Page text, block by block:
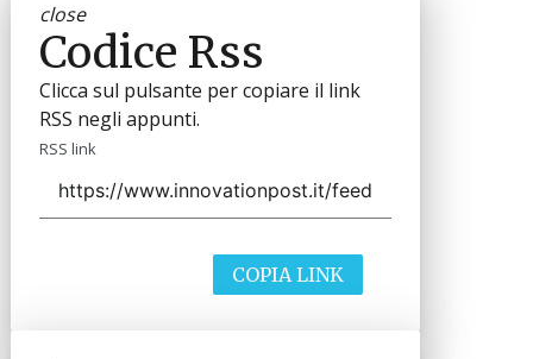
close
Codice Rss
Clicca sul pulsante per copiare il link
RSS negli appunti.
RSS link
COPIA LINK